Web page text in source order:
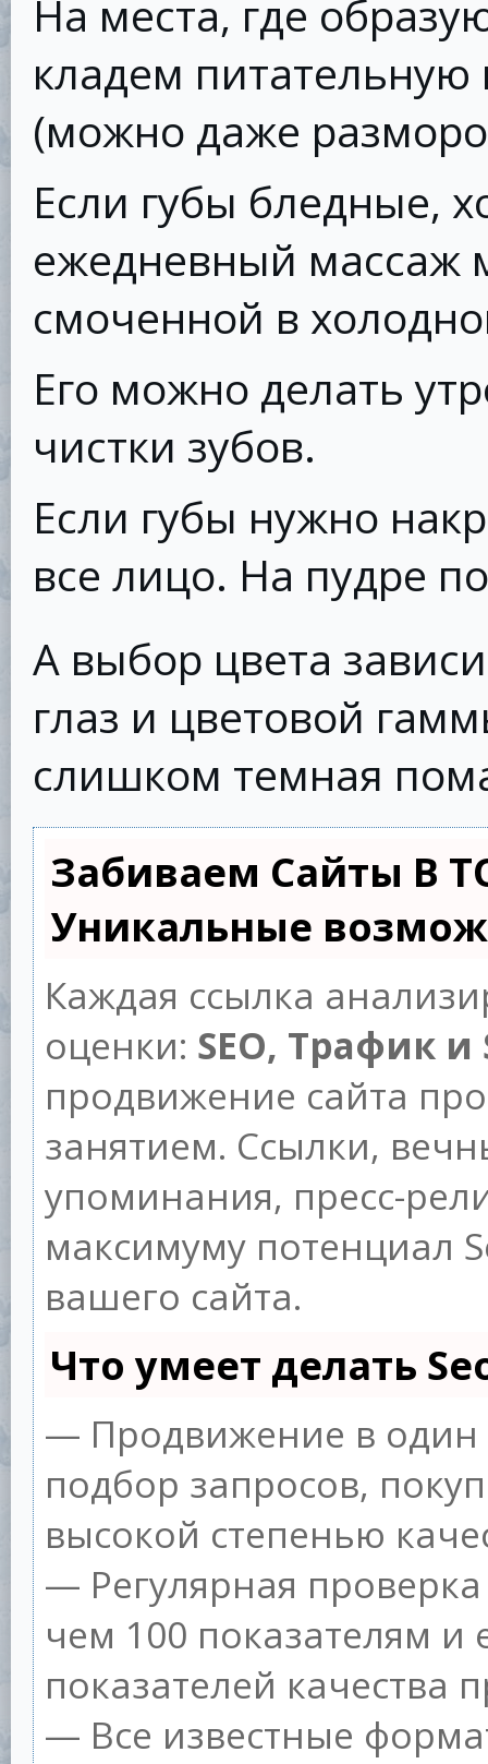
На места, где
кладем питательную
(можно даже
Если губы бледные,
ежедневный массаж
смоченной в
Его можно делать
чистки зубов.
Если губы нужно
все лицо. На пудре
А выбор цвета
глаз и цветовой
слишком темная
Забиваем Сайты В
Уникальные
Каждая ссылка
оценки: SEO, Трафик и
продвижение сайта
занятием. Ссылки,
упоминания, пресс-
максимуму потенциал
вашего сайта.
Что умеет делать
— Продвижение в один
подбор запросов,
высокой степенью
— Регулярная
чем 100 показателям
показателей качества
— Все известные